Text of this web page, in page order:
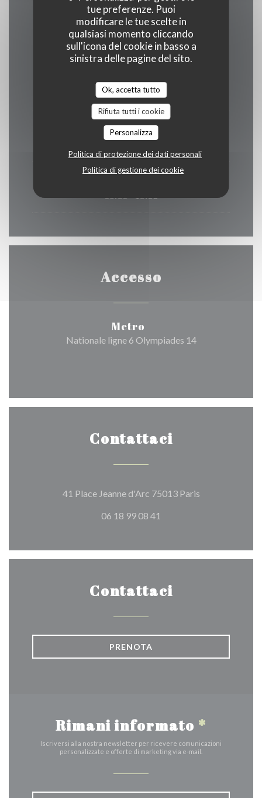
tue preferenze. Puoi
modificare le tue scelte in
qualsiasi momento cliccando
sull'icona del cookie in basso a
sinistra delle pagine del sito.
Ok, accetta tutto
Rifiuta tutti i cookie
Personalizza
Politica di protezione dei dati personali
Politica di gestione dei cookie
Orari
Chiuso
Mar-Sab
06:30 - 15:00
Accesso
Metro
Nationale ligne 6 Olympiades 14
Contattaci
41 Place Jeanne d'Arc 75013 Paris((apre una
06 18 99 08 41
Contattaci
PRENOTA
Rimani informato *
Iscriversi alla nostra newsletter per ricevere comunicazioni
personalizzate e offerte di marketing via e-mail.